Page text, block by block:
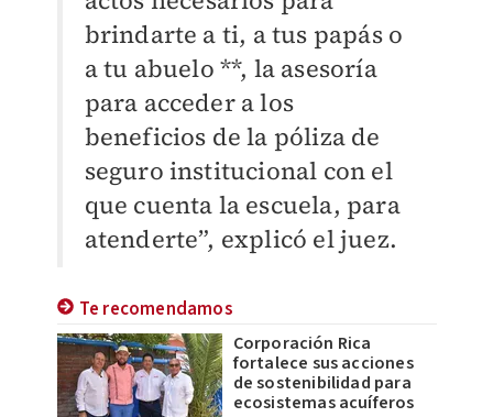
brindarte a ti, a tus papás o
a tu abuelo **, la asesoría
para acceder a los
beneficios de la póliza de
seguro institucional con el
que cuenta la escuela, para
atenderte”, explicó el juez.
Te recomendamos
Corporación Rica
fortalece sus acciones
de sostenibilidad para
ecosistemas acuíferos